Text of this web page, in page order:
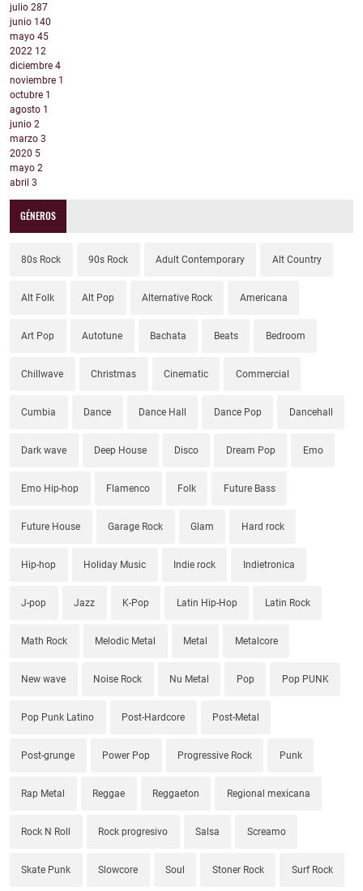
julio 287
junio 140
mayo 45
2022 12
diciembre 4
noviembre 1
octubre 1
agosto 1
junio 2
marzo 3
2020 5
mayo 2
abril 3
GÉNEROS
80s Rock 90s Rock Adult Contemporary Alt Country
Alt Folk Alt Pop Alternative Rock Americana
Art Pop Autotune Bachata Beats Bedroom
Chillwave Christmas Cinematic Commercial
Cumbia Dance Dance Hall Dance Pop Dancehall
Dark wave Deep House Disco Dream Pop Emo
Emo Hip-hop Flamenco Folk Future Bass
Future House Garage Rock Glam Hard rock
Hip-hop Holiday Music Indie rock Indietronica
J-pop Jazz K-Pop Latin Hip-Hop Latin Rock
Math Rock Melodic Metal Metal Metalcore
New wave Noise Rock Nu Metal Pop Pop PUNK
Pop Punk Latino Post-Hardcore Post-Metal
Post-grunge Power Pop Progressive Rock Punk
Rap Metal Reggae Reggaeton Regional mexicana
Rock N Roll Rock progresivo Salsa Screamo
Skate Punk Slowcore Soul Stoner Rock Surf Rock